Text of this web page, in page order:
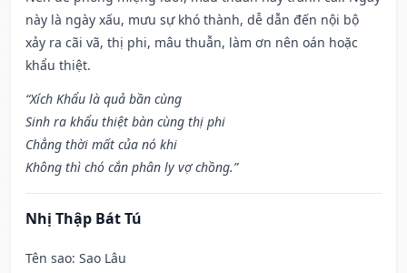
này là ngày xấu, mưu sự khó thành, dễ dẫn đến nội bộ
xảy ra cãi vã, thị phi, mâu thuẫn, làm ơn nên oán hoặc
khẩu thiệt.
“Xích Khẩu là quả bần cùng
Sinh ra khẩu thiệt bàn cùng thị phi
Chẳng thời mất của nó khi
Không thì chó cắn phân ly vợ chồng.”
Nhị Thập Bát Tú
Tên sao: Sao Lâu